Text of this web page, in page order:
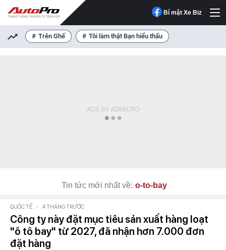
Bí mật Xe Biz
Trên Ghế Tôi làm thật Bạn hiểu thấu
Tin tức mới nhất về: o-to-bay
QUỐC TẾ - 4 THÁNG TRƯỚC
Công ty này đặt mục tiêu sản xuất hàng loạt
"ô tô bay" từ 2027, đã nhận hơn 7.000 đơn
đặt hàng